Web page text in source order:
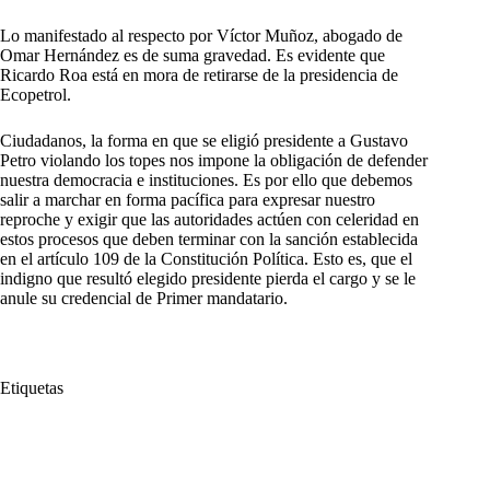
Lo manifestado al respecto por Víctor Muñoz, abogado de
Omar Hernández es de suma gravedad. Es evidente que
Ricardo Roa está en mora de retirarse de la presidencia de
Ecopetrol.
Ciudadanos, la forma en que se eligió presidente a Gustavo
Petro violando los topes nos impone la obligación de defender
nuestra democracia e instituciones. Es por ello que debemos
salir a marchar en forma pacífica para expresar nuestro
reproche y exigir que las autoridades actúen con celeridad en
estos procesos que deben terminar con la sanción establecida
en el artículo 109 de la Constitución Política. Esto es, que el
indigno que resultó elegido presidente pierda el cargo y se le
anule su credencial de Primer mandatario.
Etiquetas